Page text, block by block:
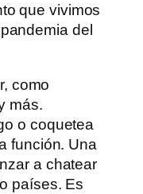
que vivimos
del
como
más.
o coquetea
función. Una
a chatear
países. Es